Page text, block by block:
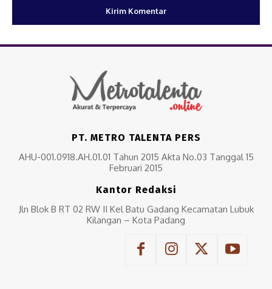
PT. METRO TALENTA PERS
AHU-001.0918.AH.01.01 Tahun 2015 Akta No.03 Tanggal 15
Februari 2015
Kantor Redaksi
Jln Blok B RT 02 RW II Kel Batu Gadang Kecamatan Lubuk
Kilangan – Kota Padang